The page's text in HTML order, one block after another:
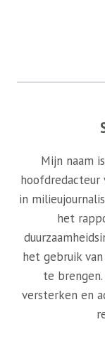
Mijn naam
hoofdredacteur
in
het
het gebruik
te
versterken en